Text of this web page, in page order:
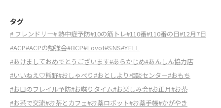
タグ
# フレンドリー# 熱中症予防#10の筋トレ#110番#110番の日#12月7日
#ACP#ACPの勉強会#BCP#Lovot#SNS#YELL
#あけましておめでとうございます#あらかじめ#あんしん協力店
#いいねえ♡熊野#おしゃべり#おとしより相談センター#おもち
#お口のフレイル予防#お喋りタイム#お楽しみ会#お正月#お茶
#お茶で交流#お茶とカフェ#お薬ロボット#お薬手帳#かがやき